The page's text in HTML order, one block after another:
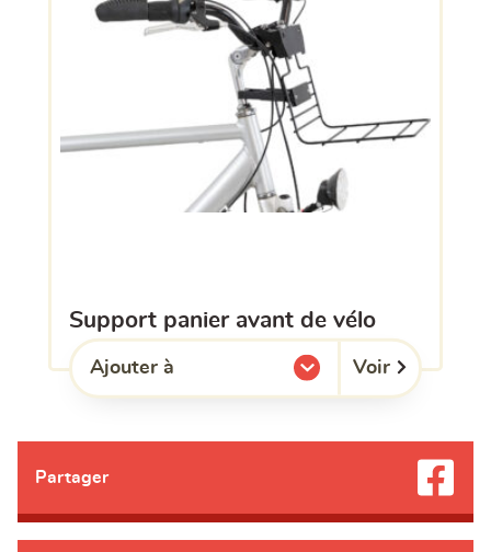
support panier avant de vélo
Ajouter à
l'une de mes listes. Voir
Partager